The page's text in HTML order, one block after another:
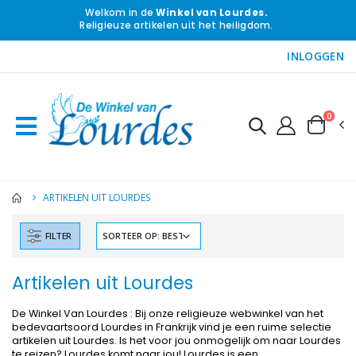
Welkom in deWinkel van Lourdes.
Religieuze artikelen uit het heiligdom.
INLOGGEN
0
ARTIKELEN UIT LOURDES
FILTER
Artikelen uit Lourdes
De Winkel Van Lourdes : Bij onze religieuze webwinkel van het
bedevaartsoord Lourdes in Frankrijk vind je een ruime selectie
artikelen uit Lourdes. Is het voor jou onmogelijk om naar Lourdes
Beeld Maria Wonderdadige Verlicht
Wierook-Set Benzoë + Kooltjes + Wierookvat
-20%